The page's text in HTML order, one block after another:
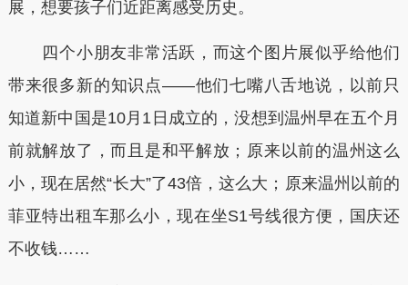
展，想要孩子们近距离感受历史。
四个小朋友非常活跃，而这个图片展似乎给他们
带来很多新的知识点——他们七嘴八舌地说，以前只
知道新中国是10月1日成立的，没想到温州早在五个月
前就解放了，而且是和平解放；原来以前的温州这么
小，现在居然“长大”了43倍，这么大；原来温州以前的
菲亚特出租车那么小，现在坐S1号线很方便，国庆还
不收钱……